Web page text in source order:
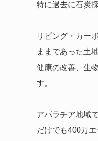
特に過去に石炭
リビング・カー
ままであった土
健康の改善、生
す。
アパラチア地域
だけでも400万